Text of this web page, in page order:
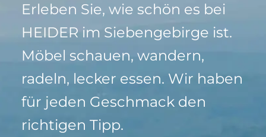
Erleben Sie, wie schön es bei
HEIDER im Siebengebirge ist.
Möbel schauen, wandern,
radeln, lecker essen. Wir haben
für jeden Geschmack den
richtigen Tipp.